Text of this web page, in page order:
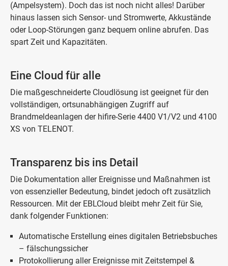
(Ampelsystem). Doch das ist noch nicht alles! Darüber
hinaus lassen sich Sensor- und Stromwerte, Akkustände
oder Loop-Störungen ganz bequem online abrufen. Das
spart Zeit und Kapazitäten.
Eine Cloud für alle
Die maßgeschneiderte Cloudlösung ist geeignet für den
vollständigen, ortsunabhängigen Zugriff auf
Brandmeldeanlagen der hifire-Serie 4400 V1/V2 und 4100
XS von TELENOT.
Transparenz bis ins Detail
Die Dokumentation aller Ereignisse und Maßnahmen ist
von essenzieller Bedeutung, bindet jedoch oft zusätzlich
Ressourcen. Mit der EBLCloud bleibt mehr Zeit für Sie,
dank folgender Funktionen:
Automatische Erstellung eines digitalen Betriebsbuches
– fälschungssicher
Protokollierung aller Ereignisse mit Zeitstempel &